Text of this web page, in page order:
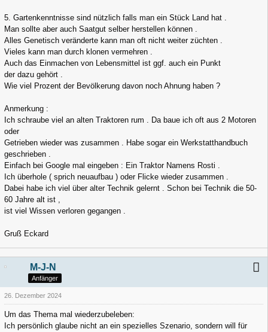
5. Gartenkenntnisse sind nützlich falls man ein Stück Land hat .
Man sollte aber auch Saatgut selber herstellen können .
Alles Genetisch veränderte kann man oft nicht weiter züchten .
Vieles kann man durch klonen vermehren .
Auch das Einmachen von Lebensmittel ist ggf. auch ein Punkt
der dazu gehört .
Wie viel Prozent der Bevölkerung davon noch Ahnung haben ?
Anmerkung :
Ich schraube viel an alten Traktoren rum . Da baue ich oft aus 2 Motoren
oder
Getrieben wieder was zusammen . Habe sogar ein Werkstatthandbuch
geschrieben .
Einfach bei Google mal eingeben : Ein Traktor Namens Rosti .
Ich überhole ( sprich neuaufbau ) oder Flicke wieder zusammen .
Dabei habe ich viel über alter Technik gelernt . Schon bei Technik die 50-
60 Jahre alt ist ,
ist viel Wissen verloren gegangen .
Gruß Eckard
M-J-N
Anfänger
26. Dezember 2024
Um das Thema mal wiederzubeleben:
Ich persönlich glaube nicht an ein spezielles Szenario, sondern will für